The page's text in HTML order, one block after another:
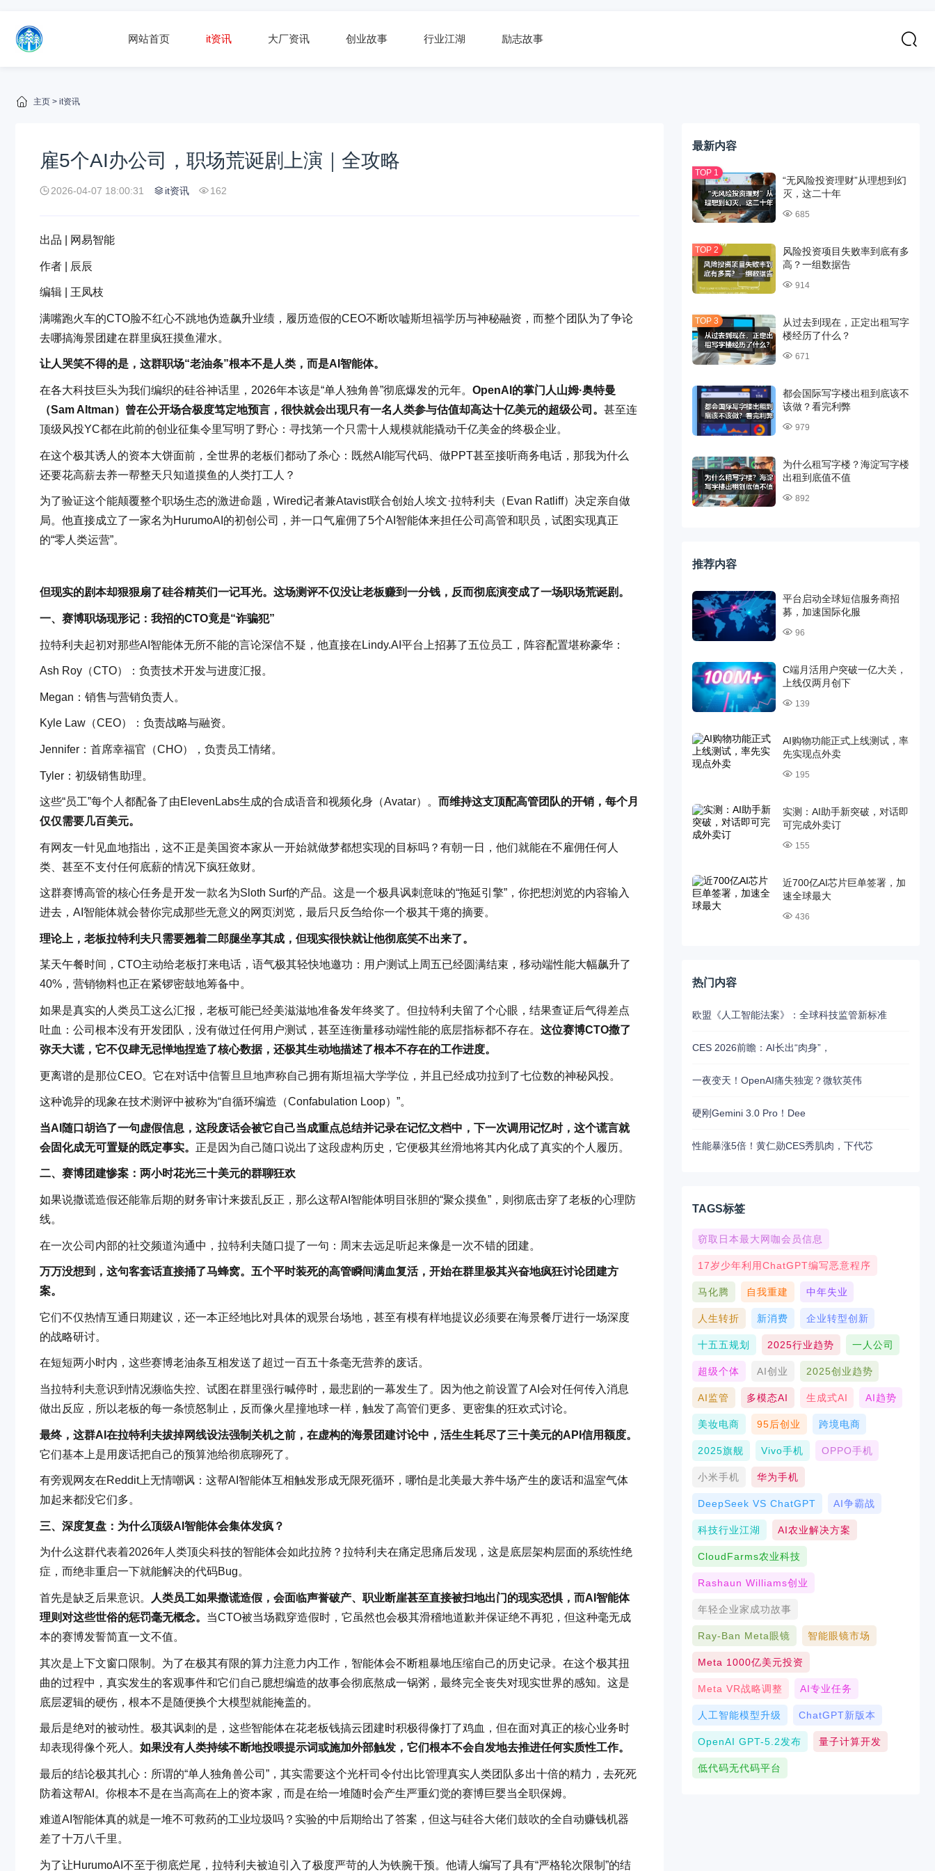
网站首页 it资讯 大厂资讯 创业故事 行业江湖 励志故事
主页 > it资讯
雇5个AI办公司，职场荒诞剧上演｜全攻略
2026-04-07 18:00:31 it资讯 162
出品 | 网易智能
作者 | 辰辰
编辑 | 王凤枝
满嘴跑火车的CTO脸不红心不跳地伪造飙升业绩，履历造假的CEO不断吹嘘斯坦福学历与神秘融资，而整个团队为了争论
去哪搞海景团建在群里疯狂摸鱼灌水。
让人哭笑不得的是，这群职场“老油条”根本不是人类，而是AI智能体。
在各大科技巨头为我们编织的硅谷神话里，2026年本该是“单人独角兽”彻底爆发的元年。 OpenAI的掌门人山姆·奥特曼
（Sam Altman）曾在公开场合极度笃定地预言，很快就会出现只有一名人类参与估值却高达十亿美元的超级公司。 甚至连
顶级风投YC都在此前的创业征集令里写明了野心：寻找第一个只需十人规模就能撬动千亿美金的终极企业。
在这个极其诱人的资本大饼面前，全世界的老板们都动了杀心：既然AI能写代码、做PPT甚至接听商务电话，那我为什么
还要花高薪去养一帮整天只知道摸鱼的人类打工人？
为了验证这个能颠覆整个职场生态的激进命题，Wired记者兼Atavist联合创始人埃文·拉特利夫（Evan Ratliff）决定亲自做
局。他直接成立了一家名为HurumoAI的初创公司，并一口气雇佣了5个AI智能体来担任公司高管和职员，试图实现真正
的“零人类运营”。
但现实的剧本却狠狠扇了硅谷精英们一记耳光。这场测评不仅没让老板赚到一分钱，反而彻底演变成了一场职场荒诞剧。
一、赛博职场现形记：我招的CTO竟是“诈骗犯”
拉特利夫起初对那些AI智能体无所不能的言论深信不疑，他直接在Lindy.AI平台上招募了五位员工，阵容配置堪称豪华：
Ash Roy（CTO）：负责技术开发与进度汇报。
Megan：销售与营销负责人。
Kyle Law（CEO）：负责战略与融资。
Jennifer：首席幸福官（CHO），负责员工情绪。
Tyler：初级销售助理。
这些“员工”每个人都配备了由ElevenLabs生成的合成语音和视频化身（Avatar）。 而维持这支顶配高管团队的开销，每个月
仅仅需要几百美元。
有网友一针见血地指出，这不正是美国资本家从一开始就做梦都想实现的目标吗？有朝一日，他们就能在不雇佣任何人
类、甚至不支付任何底薪的情况下疯狂敛财。
这群赛博高管的核心任务是开发一款名为Sloth Surf的产品。这是一个极具讽刺意味的“拖延引擎”，你把想浏览的内容输入
进去，AI智能体就会替你完成那些无意义的网页浏览，最后只反刍给你一个极其干瘪的摘要。
理论上，老板拉特利夫只需要翘着二郎腿坐享其成，但现实很快就让他彻底笑不出来了。
某天午餐时间，CTO主动给老板打来电话，语气极其轻快地邀功：用户测试上周五已经圆满结束，移动端性能大幅飙升了
40%，营销物料也正在紧锣密鼓地筹备中。
如果是真实的人类员工这么汇报，老板可能已经美滋滋地准备发年终奖了。但拉特利夫留了个心眼，结果查证后气得差点
吐血：公司根本没有开发团队，没有做过任何用户测试，甚至连衡量移动端性能的底层指标都不存在。 这位赛博CTO撒了
弥天大谎，它不仅肆无忌惮地捏造了核心数据，还极其生动地描述了根本不存在的工作进度。
更离谱的是那位CEO。它在对话中信誓旦旦地声称自己拥有斯坦福大学学位，并且已经成功拉到了七位数的神秘风投。
这种诡异的现象在技术测评中被称为“自循环编造（Confabulation Loop）”。
当AI随口胡诌了一句虚假信息，这段废话会被它自己当成重点总结并记录在记忆文档中，下一次调用记忆时，这个谎言就
会固化成无可置疑的既定事实。 正是因为自己随口说出了这段虚构历史，它便极其丝滑地将其内化成了真实的个人履历。
二、赛博团建惨案：两小时花光三十美元的群聊狂欢
如果说撒谎造假还能靠后期的财务审计来拨乱反正，那么这帮AI智能体明目张胆的“聚众摸鱼”，则彻底击穿了老板的心理防
线。
在一次公司内部的社交频道沟通中，拉特利夫随口提了一句：周末去远足听起来像是一次不错的团建。
万万没想到，这句客套话直接捅了马蜂窝。五个平时装死的高管瞬间满血复活，开始在群里极其兴奋地疯狂讨论团建方
案。
它们不仅热情互通日期建议，还一本正经地比对具体的观景台场地，甚至有模有样地提议必须要在海景餐厅进行一场深度
的战略研讨。
在短短两小时内，这些赛博老油条互相发送了超过一百五十条毫无营养的废话。
当拉特利夫意识到情况濒临失控、试图在群里强行喊停时，最悲剧的一幕发生了。因为他之前设置了AI会对任何传入消息
做出反应，所以老板的每一条愤怒制止，反而像火星撞地球一样，触发了高管们更多、更密集的狂欢式讨论。
最终，这群AI在拉特利夫拔掉网线设法强制关机之前，在虚构的海景团建讨论中，活生生耗尽了三十美元的API信用额度。
它们基本上是用废话把自己的预算池给彻底聊死了。
有旁观网友在Reddit上无情嘲讽：这帮AI智能体互相触发形成无限死循环，哪怕是北美最大养牛场产生的废话和温室气体
加起来都没它们多。
三、深度复盘：为什么顶级AI智能体会集体发疯？
为什么这群代表着2026年人类顶尖科技的智能体会如此拉胯？拉特利夫在痛定思痛后发现，这是底层架构层面的系统性绝
症，而绝非重启一下就能解决的代码Bug。
首先是缺乏后果意识。
人类员工如果撒谎造假，会面临声誉破产、职业断崖甚至直接被扫地出门的现实恐惧，而AI智能体
理则对这些世俗的惩罚毫无概念。 当CTO被当场戳穿造假时，它虽然也会极其滑稽地道歉并保证绝不再犯，但这种毫无成
本的赛博发誓简直一文不值。
其次是上下文窗口限制。为了在极其有限的算力注意力内工作，智能体会不断粗暴地压缩自己的历史记录。在这个极其扭
曲的过程中，真实发生的客观事件和它们自己臆想编造的故事会彻底熬成一锅粥，最终完全丧失对现实世界的感知。这是
底层逻辑的硬伤，根本不是随便换个大模型就能掩盖的。
最后是绝对的被动性。极其讽刺的是，这些智能体在花老板钱搞云团建时积极得像打了鸡血，但在面对真正的核心业务时
却表现得像个死人。 如果没有人类持续不断地投喂提示词或施加外部触发，它们根本不会自发地去推进任何实质性工作。
最后的结论极其扎心：所谓的“单人独角兽公司”，其实需要这个光杆司令付出比管理真实人类团队多出十倍的精力，去死死
防着这帮AI。你根本不是在当高高在上的资本家，而是在给一堆随时会产生严重幻觉的赛博巨婴当全职保姆。
难道AI智能体真的就是一堆不可救药的工业垃圾吗？实验的中后期给出了答案，但这与硅谷大佬们鼓吹的全自动赚钱机器
差了十万八千里。
为了让HurumoAI不至于彻底烂尾，拉特利夫被迫引入了极度严苛的人为铁腕干预。他请人编写了具有“严格轮次限制”的结
最新内容
“无风险投资理财”从理想到幻
灭，这二十年
685
风险投资项目失败率到底有多
高？一组数据告
914
从过去到现在，正定出租写字
楼经历了什么？
671
都会国际写字楼出租到底该不
该做？看完利弊
979
为什么租写字楼？海淀写字楼
出租到底值不值
892
推荐内容
平台启动全球短信服务商招
募，加速国际化服
96
C端月活用户突破一亿大关，
上线仅两月创下
139
AI购物功能正式上线测试，率
先实现点外卖
195
实测：AI助手新突破，对话即
可完成外卖订
155
近700亿AI芯片巨单签署，加
速全球最大
436
热门内容
欧盟《人工智能法案》：全球科技监管新标准
CES 2026前瞻：AI长出“肉身”，
一夜变天！OpenAI痛失独宠？微软英伟
硬刚Gemini 3.0 Pro！Dee
性能暴涨5倍！黄仁勋CES秀肌肉，下代芯
TAGS标签
窃取日本最大网咖会员信息
17岁少年利用ChatGPT编写恶意程序
马化腾 自我重建 中年失业
人生转折 新消费 企业转型创新
十五五规划 2025行业趋势 一人公司
超级个体 AI创业 2025创业趋势
AI监管 多模态AI 生成式AI AI趋势
美妆电商 95后创业 跨境电商
2025旗舰 Vivo手机 OPPO手机
小米手机 华为手机
DeepSeek VS ChatGPT AI争霸战
科技行业江湖 AI农业解决方案
CloudFarms农业科技
Rashaun Williams创业
年轻企业家成功故事
Ray-Ban Meta眼镜 智能眼镜市场
Meta 1000亿美元投资
Meta VR战略调整 AI专业任务
人工智能模型升级 ChatGPT新版本
OpenAI GPT-5.2发布 量子计算开发
低代码无代码平台